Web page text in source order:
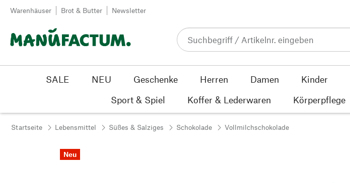
Zum Inhalt springen
Warenhäuser Brot & Butter Newsletter
SALE NEU Geschenke Herren Damen Kinder
Sport & Spiel
Koffer & Lederwaren Körperpflege
Startseite Lebensmittel Süßes & Salziges Schokolade Vollmilchschokolade
Neu